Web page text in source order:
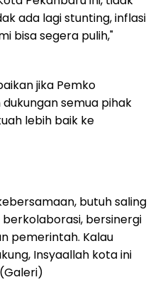
ada lagi stunting, inflasi
bisa segera pulih,"
jika Pemko
semua pihak
lebih baik ke
butuh saling
bersinergi
pemerintah. Kalau
Insyaallah kota ini